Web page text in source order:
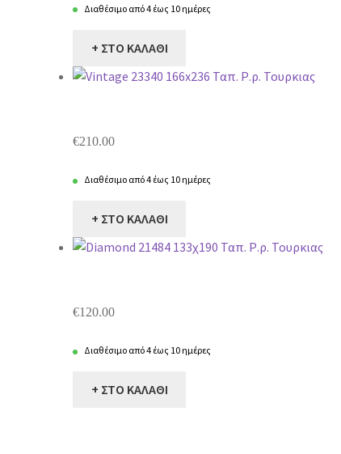
Διαθέσιμο από 4 έως 10 ημέρες
+ ΣΤΟ ΚΑΛΑΘΙ
€210.00
Διαθέσιμο από 4 έως 10 ημέρες
+ ΣΤΟ ΚΑΛΑΘΙ
€120.00
Διαθέσιμο από 4 έως 10 ημέρες
+ ΣΤΟ ΚΑΛΑΘΙ